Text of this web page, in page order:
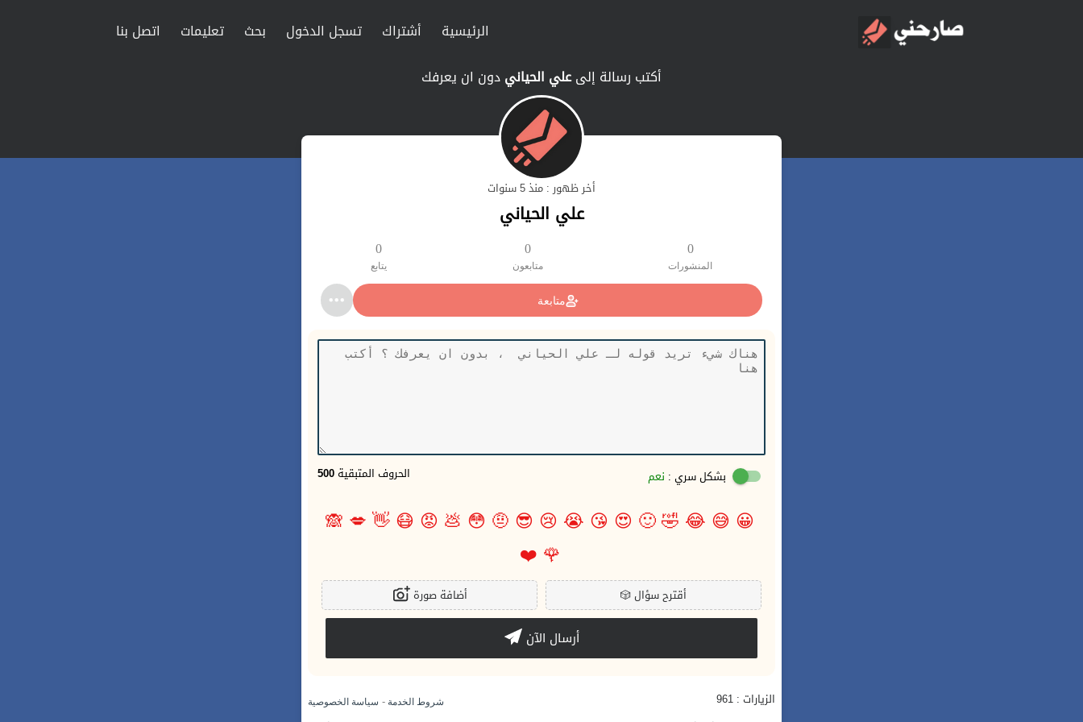
الرئيسية أشتراك تسجل الدخول بحث تعليمات
اتصل بنا
أكتب رسالة إلىعلي الحيانيدون ان يعرفك
أخر ظهور : منذ 5 سنوات
علي الحياني
0
المنشورات
0
متابعون
0
يتابع
متابعة
500 الحروف المتبقية بشكل سري : نعم
😀
😅
😂
🤣
🙂
😍
😘
😭
😢
😎
🤨
😳
💩
😡
😷
👋
💋
🙈
🌹
❤️
🎲أقترح سؤال أضافة صورة
أرسال الآن
الزيارات : 961 شروط الخدمة - سياسة الخصوصية